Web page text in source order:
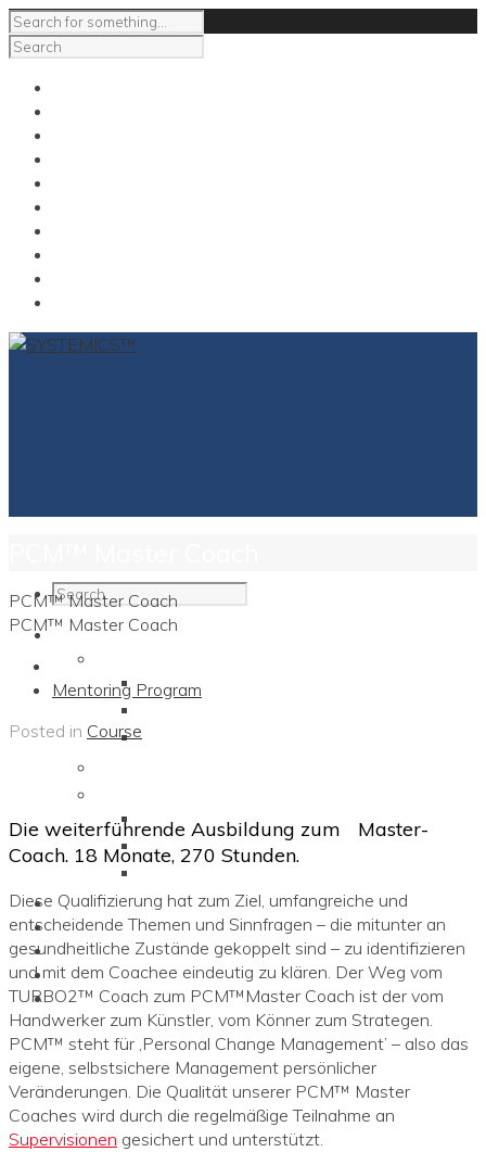
Programs
The Short Family Diagram
TURBO2™ Compact Training
Expert & Master Coach
Vintage Coaches
SYSTEMICS™
Contact
about Carl E Gross
PCM™ Master Coach
PCM™ Master Coach
Mentoring Program
Posted in Course
Die weiterführende Ausbildung zum Master-
Coach. 18 Monate, 270 Stunden.
Diese Qualifizierung hat zum Ziel, umfangreiche und
entscheidende Themen und Sinnfragen – die mitunter an
gesundheitliche Zustände gekoppelt sind – zu identifizieren
und mit dem Coachee eindeutig zu klären. Der Weg vom
TURBO2™ Coach zum PCM™Master Coach ist der vom
Handwerker zum Künstler, vom Könner zum Strategen.
PCM™ steht für ‚Personal Change Management’ – also das
eigene, selbstsichere Management persönlicher
Veränderungen. Die Qualität unserer PCM™ Master
Coaches wird durch die regelmäßige Teilnahme an
Supervisionen gesichert und unterstützt.